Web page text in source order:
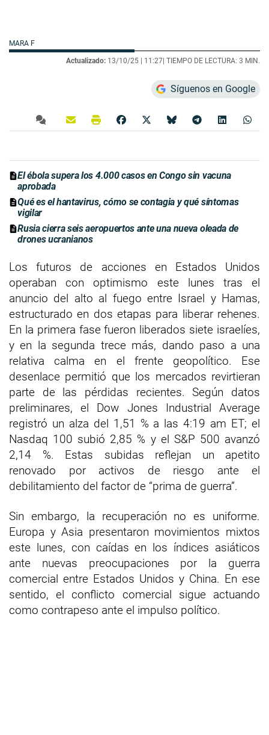
MARA F
Actualizado: 13/10/25 | 11:27 | TIEMPO DE LECTURA: 3 MIN.
Síguenos en Google
El ébola supera los 4.000 casos en Congo sin vacuna
aprobada
Qué es el hantavirus, cómo se contagia y qué síntomas
vigilar
Rusia cierra seis aeropuertos ante una nueva oleada de
drones ucranianos
Los futuros de acciones en Estados Unidos
operaban con optimismo este lunes tras el
anuncio del alto al fuego entre Israel y Hamas,
estructurado en dos etapas para liberar rehenes.
En la primera fase fueron liberados siete israelíes,
y en la segunda trece más, dando paso a una
relativa calma en el frente geopolítico. Ese
desenlace permitió que los mercados revirtieran
parte de las pérdidas recientes. Según datos
preliminares, el Dow Jones Industrial Average
registró un alza del 1,51 % a las 4:19 am ET; el
Nasdaq 100 subió 2,85 % y el S&P 500 avanzó
2,14 %. Estas subidas reflejan un apetito
renovado por activos de riesgo ante el
debilitamiento del factor de “prima de guerra”.
Sin embargo, la recuperación no es uniforme.
Europa y Asia presentaron movimientos mixtos
este lunes, con caídas en los índices asiáticos
ante nuevas preocupaciones por la guerra
comercial entre Estados Unidos y China. En ese
sentido, el conflicto comercial sigue actuando
como contrapeso ante el impulso político.